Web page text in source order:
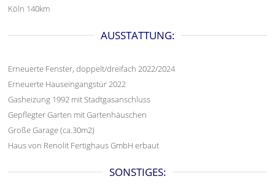
Köln 140km
AUSSTATTUNG:
Erneuerte Fenster, doppelt/dreifach 2022/2024
Erneuerte Hauseingangstür 2022
Gasheizung 1992 mit Stadtgasanschluss
Gepflegter Garten mit Gartenhäuschen
Große Garage (ca.30m2)
Haus von Renolit Fertighaus GmbH erbaut
SONSTIGES: